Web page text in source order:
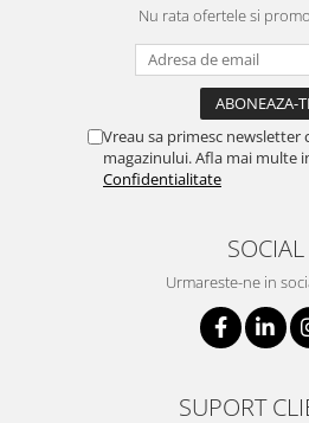
Nu rata ofertele si
Vreau sa primesc newsletter
magazinului. Afla mai multe
Confidentialitate
SOCIAL
Urmareste-ne in
SUPORT